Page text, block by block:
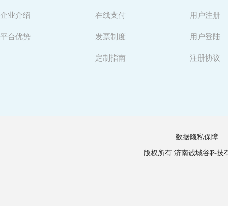
企业介绍
平台优势
在线支付
发票制度
定制指南
用户注册
用户登陆
注册协议
数据隐私保障
版权所有 济南诚城谷科技